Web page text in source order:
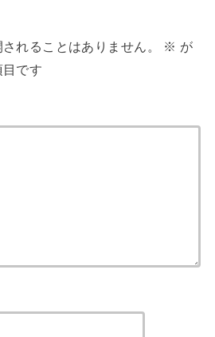
れることはありません。 ※ が
です